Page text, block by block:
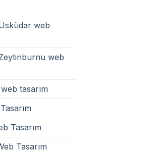
web
web
tasarım
Tasarım
Tasarım